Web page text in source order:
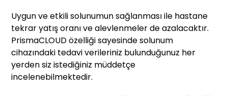
Uygun ve etkili solunumun sağlanması ile hastane
tekrar yatış oranı ve alevlenmeler de azalacaktır.
PrismaCLOUD özelliği sayesinde solunum
cihazındaki tedavi verileriniz bulunduğunuz her
yerden siz istediğiniz müddetçe
incelenebilmektedir.